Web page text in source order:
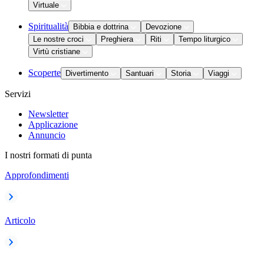
Virtuale
Spiritualità Bibbia e dottrina
Devozione
Le nostre croci
Preghiera Riti
Tempo liturgico
Virtù cristiane
Scoperte Divertimento Santuari Storia Viaggi
Servizi
Newsletter
Applicazione
Annuncio
I nostri formati di punta
Approfondimenti
Articolo